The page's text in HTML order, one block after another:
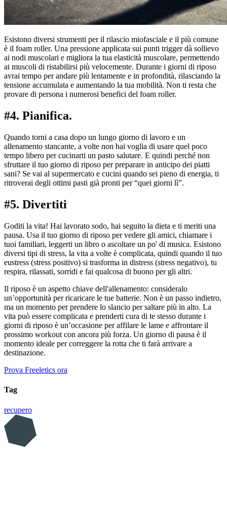
Esistono diversi strumenti per il rilascio miofasciale e il più comune
è il foam roller. Una pressione applicata sui punti trigger dà sollievo
ai nodi muscolari e migliora la tua elasticità muscolare, permettendo
ai muscoli di ristabilirsi più velocemente. Durante i giorni di riposo
avrai tempo per andare più lentamente e in profondità, rilasciando la
tensione accumulata e aumentando la tua mobilità. Non ti resta che
provare di persona i numerosi benefici del foam roller.
#4. Pianifica.
Quando torni a casa dopo un lungo giorno di lavoro e un
allenamento stancante, a volte non hai voglia di usare quel poco
tempo libero per cucinarti un pasto salutare. E quindi perché non
sfruttare il tuo giorno di riposo per preparare in anticipo dei piatti
sani? Se vai al supermercato e cucini quando sei pieno di energia, ti
ritroverai degli ottimi pasti già pronti per “quei giorni lì”.
#5. Divertiti
Goditi la vita! Hai lavorato sodo, hai seguito la dieta e ti meriti una
pausa. Usa il tuo giorno di riposo per vedere gli amici, chiamare i
tuoi familiari, leggerti un libro o ascoltare un po' di musica. Esistono
diversi tipi di stress, la vita a volte è complicata, quindi quando il tuo
eustress (stress positivo) si trasforma in distress (stress negativo), tu
respira, rilassati, sorridi e fai qualcosa di buono per gli altri.
Il riposo è un aspetto chiave dell'allenamento: consideralo
un’opportunità per ricaricare le tue batterie. Non è un passo indietro,
ma un momento per prendere lo slancio per saltare più in alto. La
vita può essere complicata e prenderti cura di te stesso durante i
giorni di riposo è un’occasione per affilare le lame e affrontare il
prossimo workout con ancora più forza. Un giorno di pausa è il
momento ideale per correggere la rotta che ti farà arrivare a
destinazione.
Prova Freeletics ora
Tag
recupero